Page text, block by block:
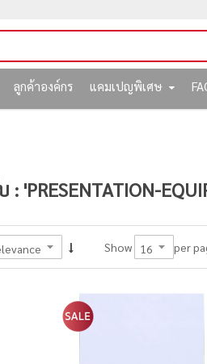
ลูกค้าองค์กร แคมเปญพิเศษ
'PRESENTATION-
Show per